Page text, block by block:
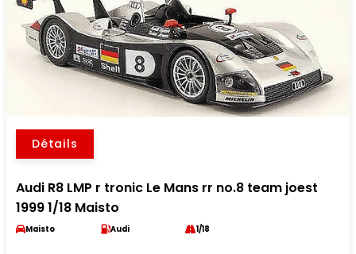
Détails
Audi R8 LMP r tronic Le Mans rr no.8 team joest
1999 1/18 Maisto
Maisto Audi 1/18